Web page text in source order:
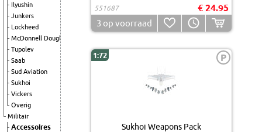
Ilyushin
Junkers
Lockheed
McDonnell Douglas
Tupolev
Saab
Sud Aviation
Sukhoi
Vickers
Overig
Militair
Accessoires
551687
€ 24.95
3 op voorraad
1:72 P
Sukhoi Weapons Pack